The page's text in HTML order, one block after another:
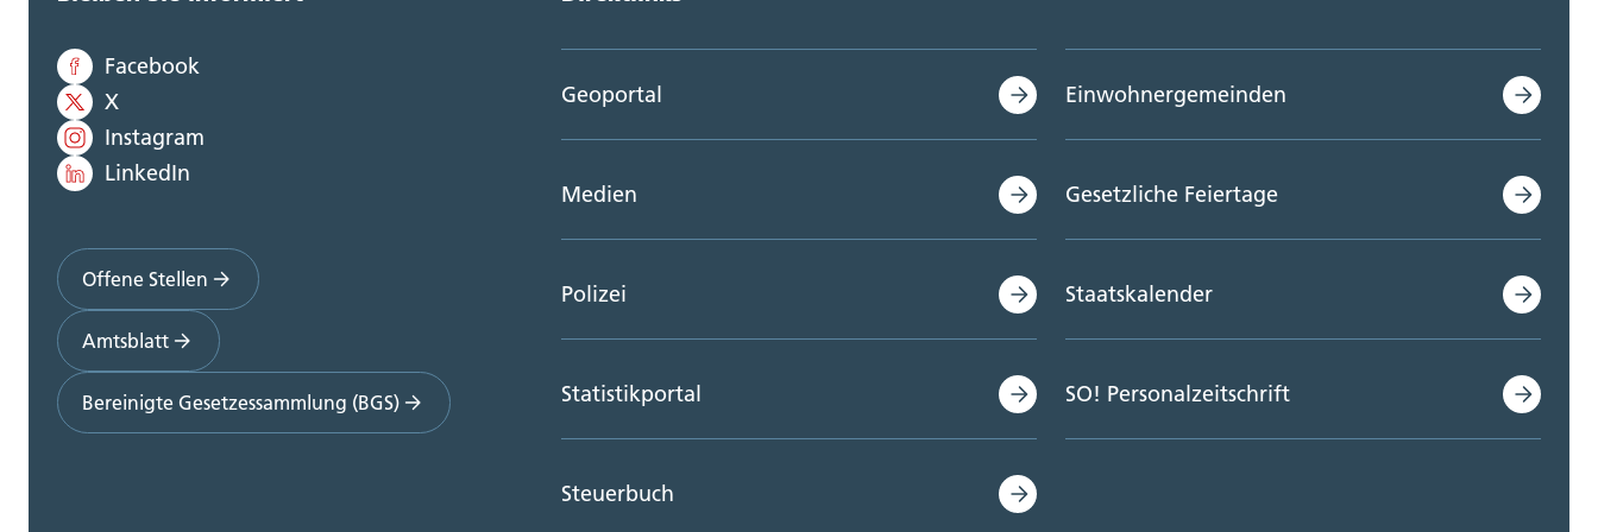
Facebook
X
Instagram
LinkedIn
Offene Stellen
Amtsblatt
Bereinigte Gesetzessammlung (BGS)
Geoportal
Medien
Polizei
Statistikportal
Steuerbuch
Einwohnergemeinden
Gesetzliche Feiertage
Staatskalender
SO! Personalzeitschrift